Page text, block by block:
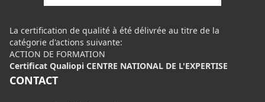
La certification de qualité à été délivrée au titre de la
catégorie d'actions suivante:
ACTION DE FORMATION
Certificat Qualiopi CENTRE NATIONAL DE L'EXPERTISE
CONTACT